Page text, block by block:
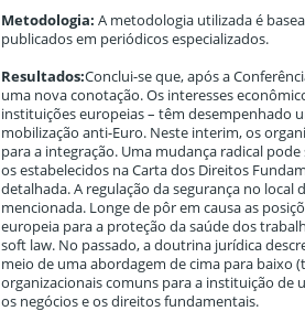
Metodologia: A metodologia utilizada é
publicados em periódicos especializados.
Resultados:Conclui-se que, após a
uma nova conotação. Os interesses
instituições europeias – têm desempenhado
mobilização anti-Euro. Neste interim, os
para a integração. Uma mudança radical
os estabelecidos na Carta dos Direitos
detalhada. A regulação da segurança no
mencionada. Longe de pôr em causa as
europeia para a proteção da saúde dos
soft law. No passado, a doutrina jurídica
meio de uma abordagem de cima para baixo
organizacionais comuns para a instituição
os negócios e os direitos fundamentais.